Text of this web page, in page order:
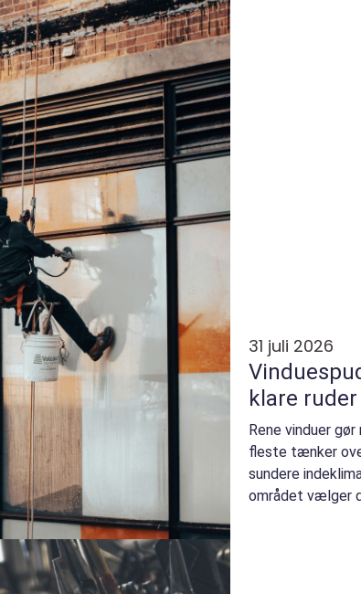
31 juli 2026
Vinduespudser
klare
Rene vinduer
fleste tænker
sundere
området vælger